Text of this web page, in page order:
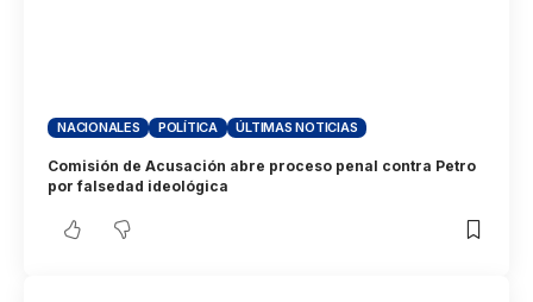
NACIONALES POLÍTICA ÚLTIMAS NOTICIAS
Comisión de Acusación abre proceso penal contra Petro
por falsedad ideológica